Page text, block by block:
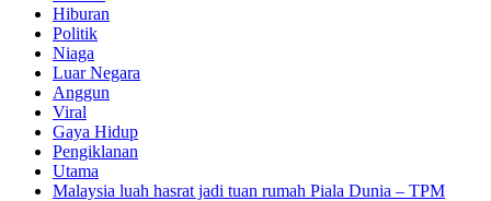
Hiburan
Politik
Niaga
Luar Negara
Anggun
Viral
Gaya Hidup
Pengiklanan
Utama
Malaysia luah hasrat jadi tuan rumah Piala Dunia – TPM